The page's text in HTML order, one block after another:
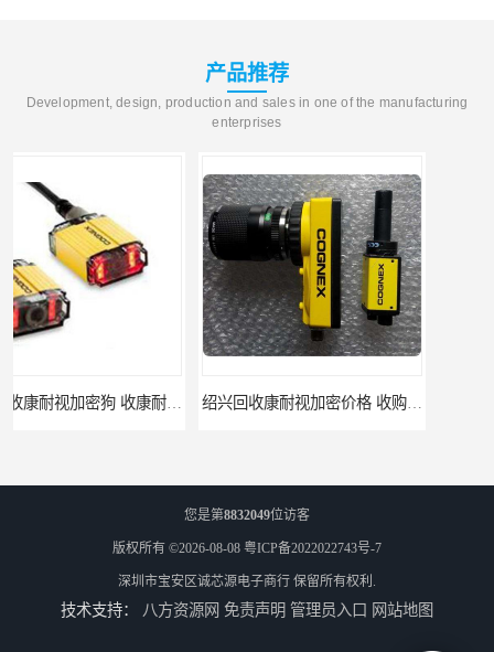
产品推荐
Development, design, production and sales in one of the manufacturing
enterprises
绍兴回收康耐视加密价格 收购康耐视加密狗 支持各种支付方式
您是第8832049位访客
版权所有 ©2026-08-08 粤ICP备2022022743号-7
深圳市宝安区诚芯源电子商行 保留所有权利.
技术支持： 八方资源网 免责声明 管理员入口 网站地图